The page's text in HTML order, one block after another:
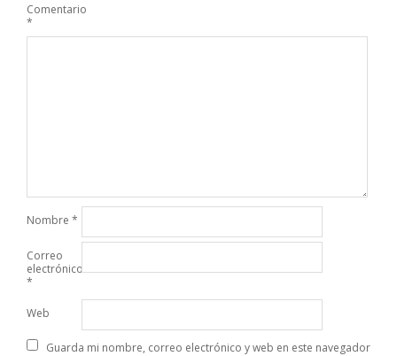
Comentario
*
Nombre *
Correo
electrónico
*
Web
Guarda mi nombre, correo electrónico y web en este navegador